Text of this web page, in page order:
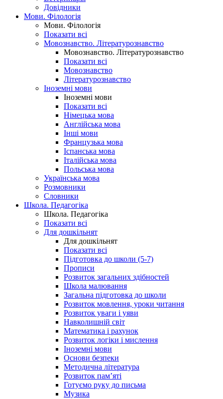
Довідники
Мови. Філологія
Мови. Філологія
Показати всі
Мовознавство. Літературознавство
Мовознавство. Літературознавство
Показати всі
Мовознавство
Літературознавство
Іноземні мови
Іноземні мови
Показати всі
Німецька мова
Англійська мова
Інші мови
Французька мова
Іспанська мова
Італійська мова
Польська мова
Українська мова
Розмовники
Словники
Школа. Педагогіка
Школа. Педагогіка
Показати всі
Для дошкільнят
Для дошкільнят
Показати всі
Підготовка до школи (5-7)
Прописи
Розвиток загальних здібностей
Школа малювання
Загальна підготовка до школи
Розвиток мовлення, уроки читання
Розвиток уваги і уяви
Навколишній світ
Математика і рахунок
Розвиток логіки і мислення
Іноземні мови
Основи безпеки
Методична література
Розвиток пам’яті
Готуємо руку до письма
Музика